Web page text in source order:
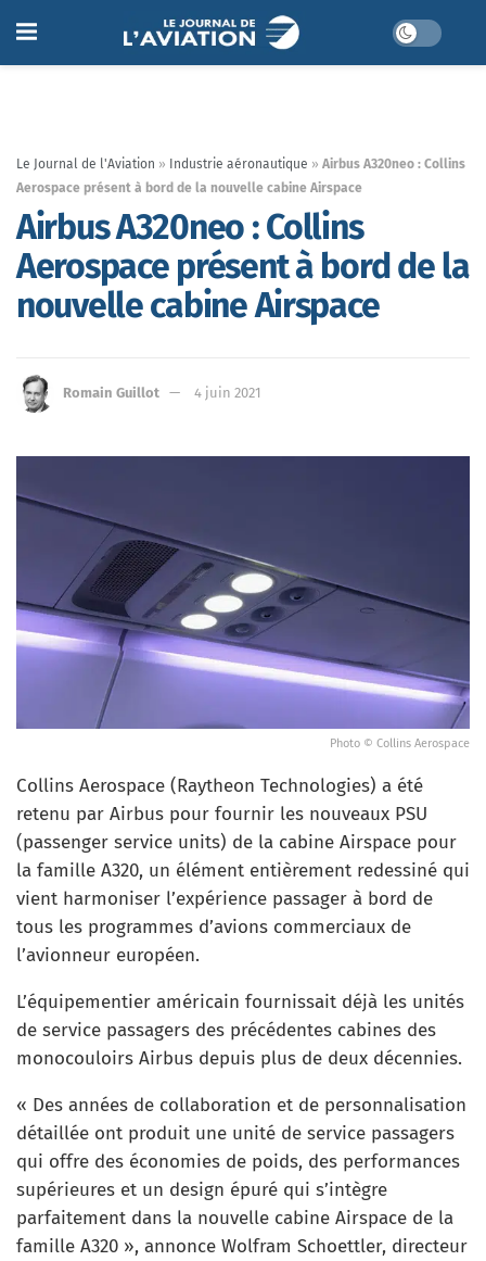
Le Journal de l'Aviation » Industrie aéronautique » Airbus A320neo : Collins
Aerospace présent à bord de la nouvelle cabine Airspace
Airbus A320neo : Collins
Aerospace présent à bord de la
nouvelle cabine Airspace
Romain Guillot 4 juin 2021
Photo © Collins Aerospace
Collins Aerospace (Raytheon Technologies) a été
retenu par Airbus pour fournir les nouveaux PSU
(passenger service units) de la cabine Airspace pour
la famille A320, un élément entièrement redessiné qui
vient harmoniser l’expérience passager à bord de
tous les programmes d’avions commerciaux de
l’avionneur européen.
L’équipementier américain fournissait déjà les unités
de service passagers des précédentes cabines des
monocouloirs Airbus depuis plus de deux décennies.
« Des années de collaboration et de personnalisation
détaillée ont produit une unité de service passagers
qui offre des économies de poids, des performances
supérieures et un design épuré qui s’intègre
parfaitement dans la nouvelle cabine Airspace de la
famille A320 », annonce Wolfram Schoettler, directeur